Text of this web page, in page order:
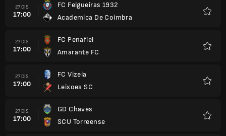
27 DIS
17:00
FC Felgueiras 1932
Academica De Coimbra
27 DIS
17:00
FC Penafiel
Amarante FC
27 DIS
17:00
FC Vizela
Leixoes SC
27 DIS
17:00
GD Chaves
SCU Torreense